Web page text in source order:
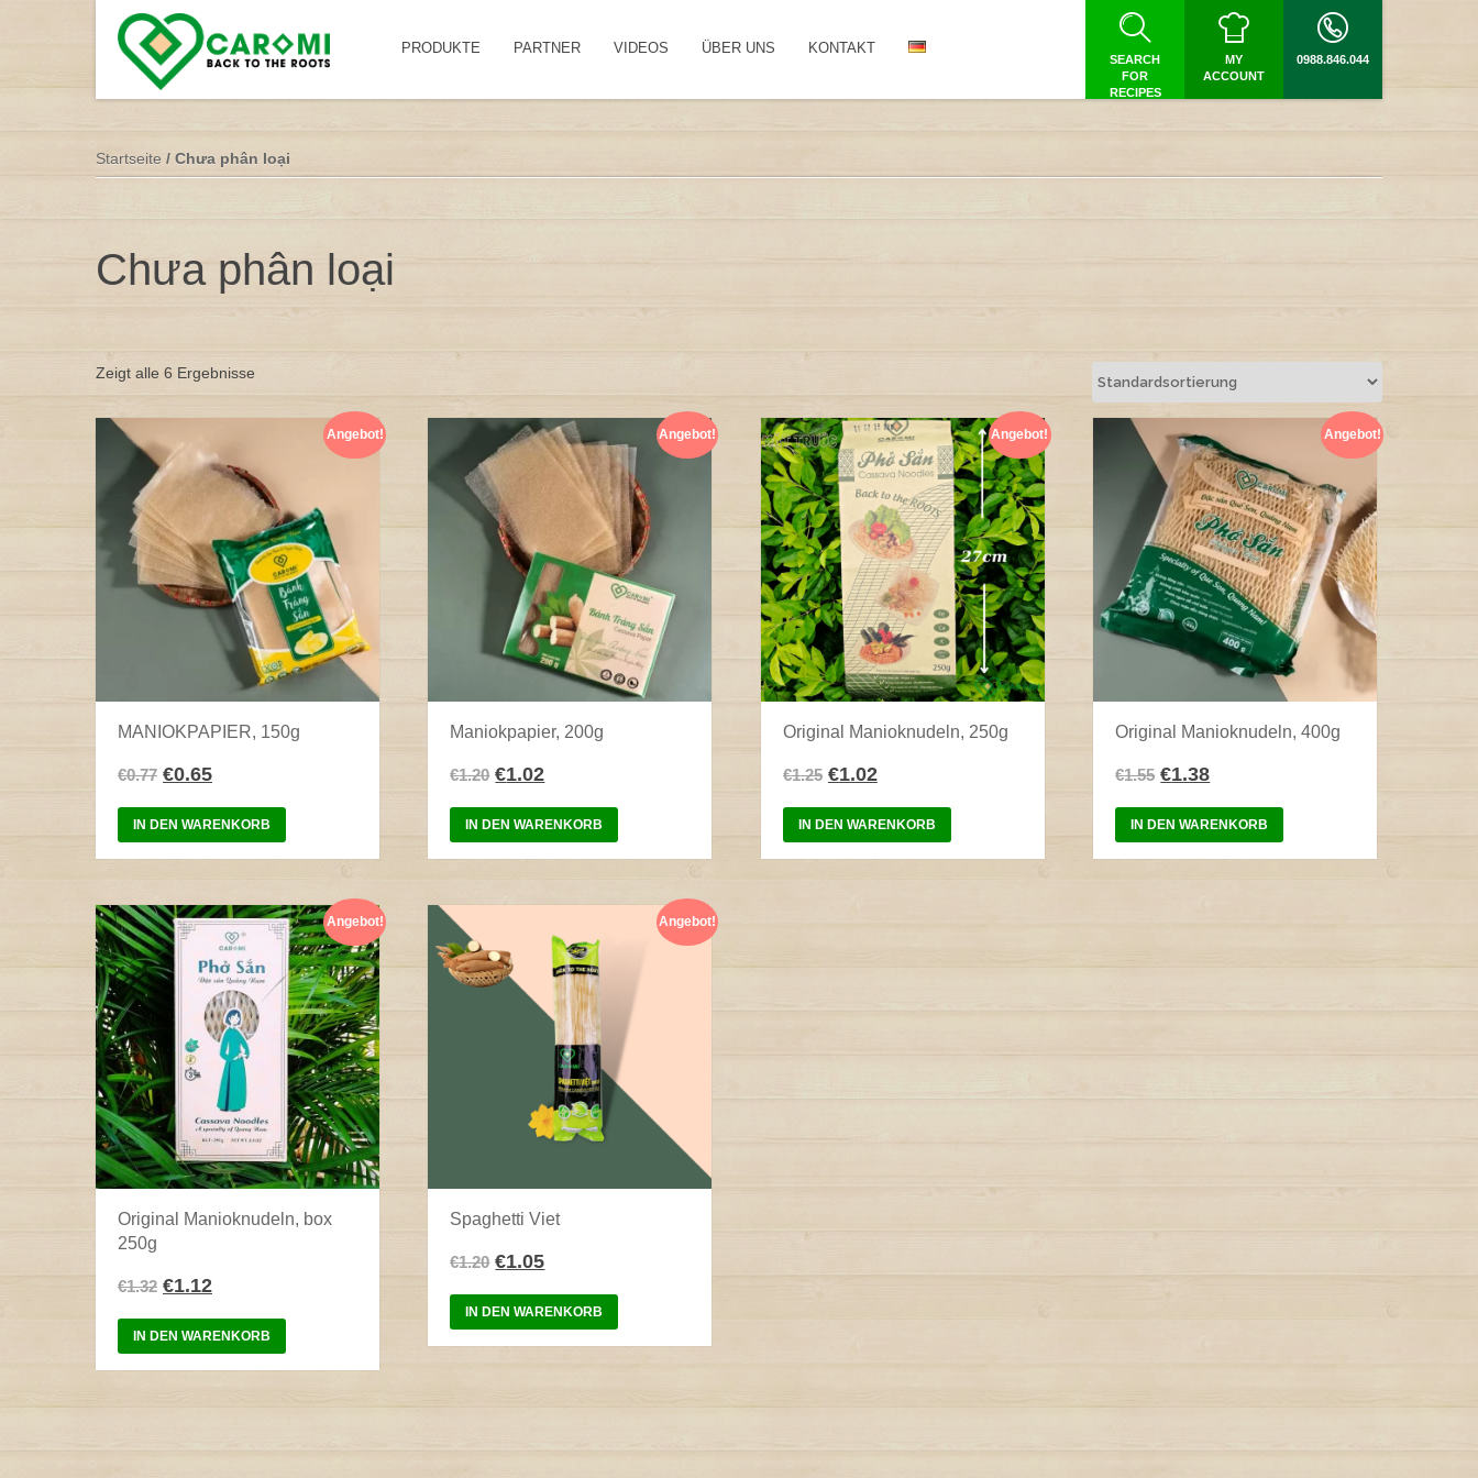
PRODUKTE PARTNER VIDEOS ÜBER UNS KONTAKT
SEARCH
FOR
RECIPES
MY
ACCOUNT
0988.846.044
Startseite / Chưa phân loại
Chưa phân loại
Zeigt alle 6 Ergebnisse
Angebot!
MANIOKPAPIER, 150g
€0.77 €0.65
IN DEN WARENKORB
Angebot!
Maniokpapier, 200g
€1.20 €1.02
IN DEN WARENKORB
Angebot!
Original Manioknudeln, 250g
€1.25 €1.02
IN DEN WARENKORB
Angebot!
Original Manioknudeln, 400g
€1.55 €1.38
IN DEN WARENKORB
Angebot!
Original Manioknudeln, box
250g
€1.32 €1.12
IN DEN WARENKORB
Angebot!
Spaghetti Viet
€1.20 €1.05
IN DEN WARENKORB